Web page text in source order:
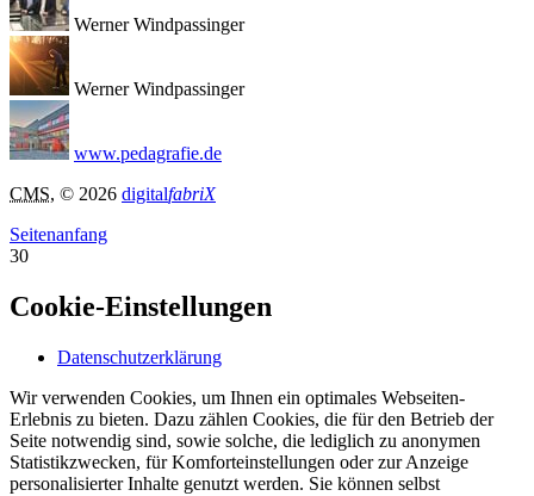
Werner Windpassinger
Werner Windpassinger
www.pedagrafie.de
CMS, © 2026 digitalfabriX
Seitenanfang
30
Cookie-Einstellungen
Datenschutzerklärung
Wir verwenden Cookies, um Ihnen ein optimales Webseiten-
Erlebnis zu bieten. Dazu zählen Cookies, die für den Betrieb der
Seite notwendig sind, sowie solche, die lediglich zu anonymen
Statistikzwecken, für Komforteinstellungen oder zur Anzeige
personalisierter Inhalte genutzt werden. Sie können selbst